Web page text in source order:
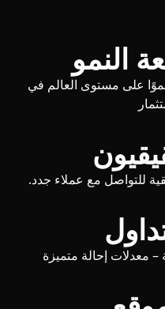
النمو
أسرع 5 مواقع نموًا على مستوى العالم في
للتواصل مع عملاء جدد.
معدلات إحالة متميزة